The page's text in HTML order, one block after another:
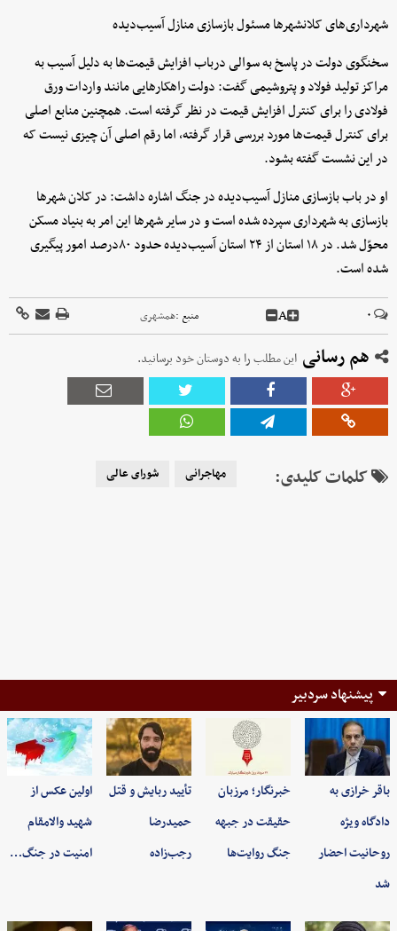
شهرداری‌های کلانشهرها مسئول بازسازی منازل آسیب‌دیده
سخنگوی دولت در پاسخ به سوالی درباب افزایش قیمت‌ها به دلیل آسیب به
مراکز تولید فولاد و پتروشیمی گفت: دولت راهکارهایی مانند واردات ورق
فولادی را برای کنترل افزایش قیمت در نظر گرفته است. همچنین منابع اصلی
برای کنترل قیمت‌ها مورد بررسی قرار گرفته، اما رقم اصلی آن چیزی نیست که
در این نشست گفته بشود.
او در باب بازسازی منازل آسیب‌دیده در جنگ اشاره داشت: در کلان شهرها
بازسازی به شهرداری سپرده شده است و در سایر شهرها این امر به بنیاد مسکن
محوّل شد. در ۱۸ استان از ۲۴ استان آسیب‌دیده حدود ۸۰درصد امور پیگیری
شده است.
۰ A منبع :همشهری
هم رسانی این مطلب را به دوستان خود برسانید.
کلمات کلیدی: مهاجرانی شورای عالی
پیشنهاد سردبیر
باقر خرازی به
دادگاه ویژه
روحانیت احضار
شد
خبرنگار؛ مرزبان
حقیقت در جبهه
جنگ روایت‌ها
تأیید ربایش و قتل
حمیدرضا
رجب‌زاده
اولین عکس از
شهید والامقام
امنیت در جنگ…